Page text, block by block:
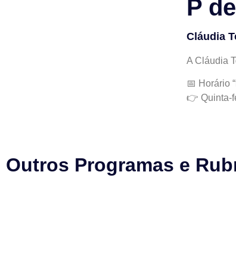
P
Cláudia
A Cláudia
📅 Horário
👉 Quinta-
Outros Programas e